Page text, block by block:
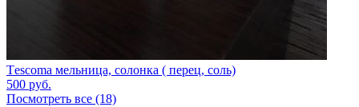
Tеscoma мельница, солонка ( перец, соль)
500 руб.
Посмотреть все (18)